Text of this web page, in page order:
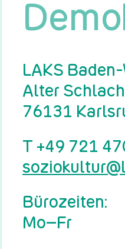
LAKS
Alter
76131
T +49 721
Bürozeiten:
Mo–Fr